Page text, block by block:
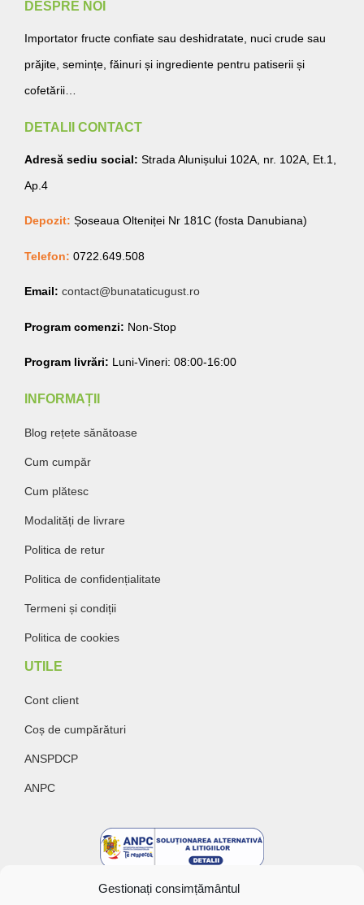
Gestionați consimțământul
DESPRE NOI
Importator fructe confiate sau deshidratate, nuci crude sau
prăjite, semințe, făinuri și ingrediente pentru patiserii și
cofetării…
DETALII CONTACT
Adresă sediu social: Strada Alunișului 102A, nr. 102A, Et.1,
Ap.4
Depozit: Șoseaua Olteniței Nr 181C (fosta Danubiana)
Telefon: 0722.649.508
Email: contact@bunataticugust.ro
Program comenzi: Non-Stop
Program livrări: Luni-Vineri: 08:00-16:00
INFORMAȚII
Blog rețete sănătoase
Cum cumpăr
Cum plătesc
Modalități de livrare
Politica de retur
Politica de confidențialitate
Termeni și condiții
Politica de cookies
UTILE
Cont client
Coș de cumpărături
ANSPDCP
ANPC